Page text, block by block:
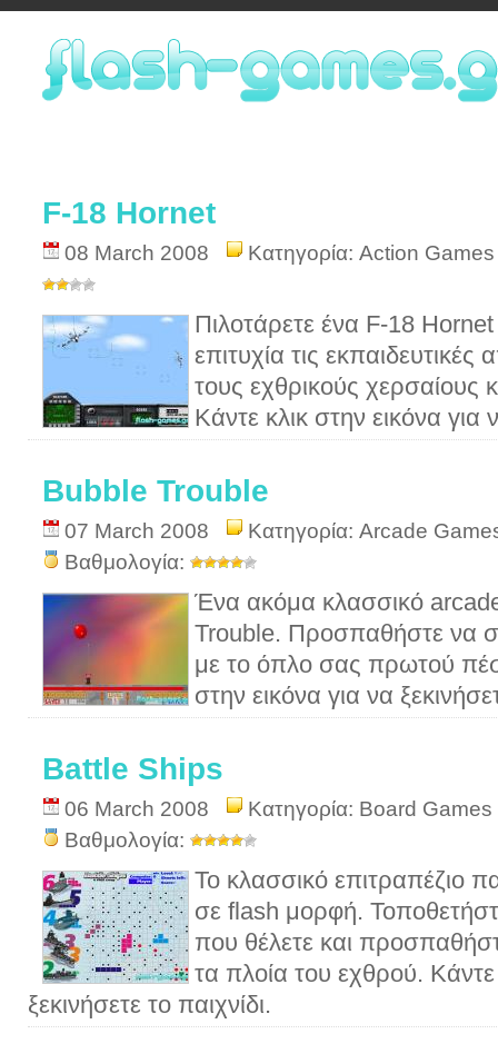
F-18 Hornet
08 March 2008 Κατηγορία: Action Games
Πιλοτάρετε ένα F-18
επιτυχία τις
τους εχθρικούς χερσαίους
Κάντε κλικ στην εικόνα για
Bubble Trouble
07 March 2008 Κατηγορία: Arcade
Βαθμολογία:
Ένα ακόμα κλασσικό
Trouble. Προσπαθήστε να
με το όπλο σας πρωτού
στην εικόνα για να
Battle Ships
06 March 2008 Κατηγορία: Board Games
Βαθμολογία:
Το κλασσικό επιτραπέζιο
σε flash μορφή.
που θέλετε και
τα πλοία του εχθρού. Κάντε
ξεκινήσετε το παιχνίδι.